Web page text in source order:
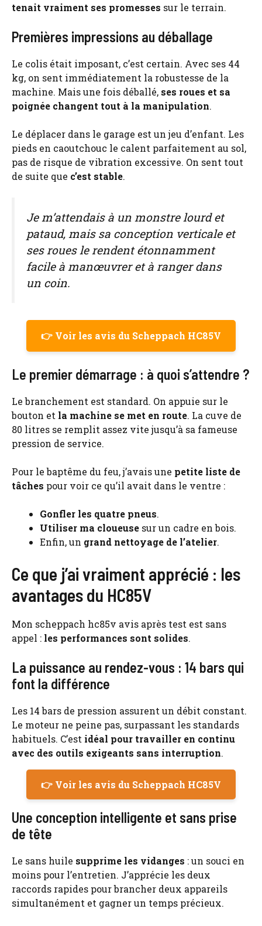
tenait vraiment ses promesses sur le terrain.
Premières impressions au déballage
Le colis était imposant, c’est certain. Avec ses 44
kg, on sent immédiatement la robustesse de la
machine. Mais une fois déballé, ses roues et sa
poignée changent tout à la manipulation.
Le déplacer dans le garage est un jeu d’enfant. Les
pieds en caoutchouc le calent parfaitement au sol,
pas de risque de vibration excessive. On sent tout
de suite que c’est stable.
Je m’attendais à un monstre lourd et
pataud, mais sa conception verticale et
ses roues le rendent étonnamment
facile à manœuvrer et à ranger dans
un coin.
👉 Voir les avis du Scheppach HC85V
Le premier démarrage : à quoi s’attendre ?
Le branchement est standard. On appuie sur le
bouton et la machine se met en route. La cuve de
80 litres se remplit assez vite jusqu’à sa fameuse
pression de service.
Pour le baptême du feu, j’avais une petite liste de
tâches pour voir ce qu’il avait dans le ventre :
Gonfler les quatre pneus.
Utiliser ma cloueuse sur un cadre en bois.
Enfin, un grand nettoyage de l’atelier.
Ce que j’ai vraiment apprécié : les
avantages du HC85V
Mon scheppach hc85v avis après test est sans
appel : les performances sont solides.
La puissance au rendez-vous : 14 bars qui
font la différence
Les 14 bars de pression assurent un débit constant.
Le moteur ne peine pas, surpassant les standards
habituels. C’est idéal pour travailler en continu
avec des outils exigeants sans interruption.
👉 Voir les avis du Scheppach HC85V
Une conception intelligente et sans prise
de tête
Le sans huile supprime les vidanges : un souci en
moins pour l’entretien. J’apprécie les deux
raccords rapides pour brancher deux appareils
simultanément et gagner un temps précieux.